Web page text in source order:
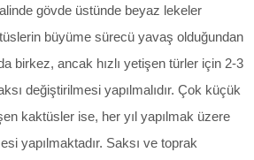
gövde üstünde beyaz lekeler
büyüme sürecü yavaş olduğundan
birkez, ancak hızlı yetişen türler için 2-3
değiştirilmesi yapılmalıdır. Çok küçük
kaktüsler ise, her yıl yapılmak üzere
yapılmaktadır. Saksı ve toprak